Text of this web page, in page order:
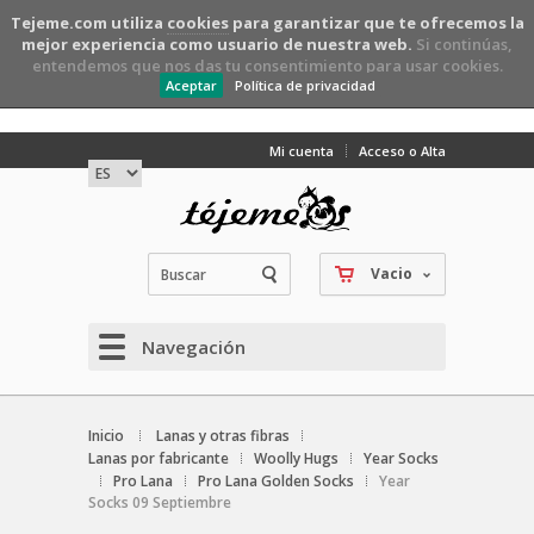
Tejeme.com utiliza cookiespara garantizar que te ofrecemos la
mejor experiencia como usuario de nuestra web. Si continúas,
entendemos que nos das tu consentimiento para usar cookies.
Aceptar Política de privacidad
Mi cuenta Acceso o Alta
Vacio
Navegación
Inicio
Lanas y otras fibras
Lanas por fabricante
Woolly Hugs
Year Socks
Pro Lana
Pro Lana Golden Socks
Year
Socks 09 Septiembre